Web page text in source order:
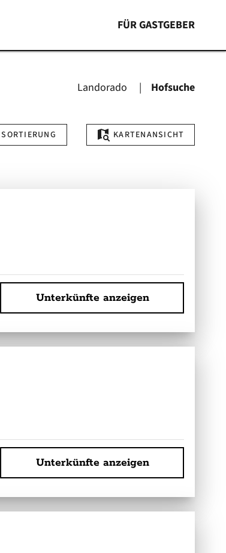
FÜR GASTGEBER
Hofsuche
SORTIERUNG KARTENANSICHT
Unterkünfte anzeigen
Unterkünfte anzeigen